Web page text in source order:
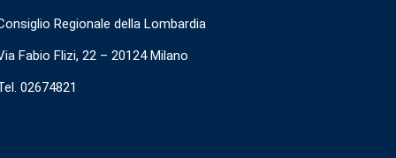
Regionale della Lombardia
Fabio Flizi, 22 – 20124 Milano
02674821